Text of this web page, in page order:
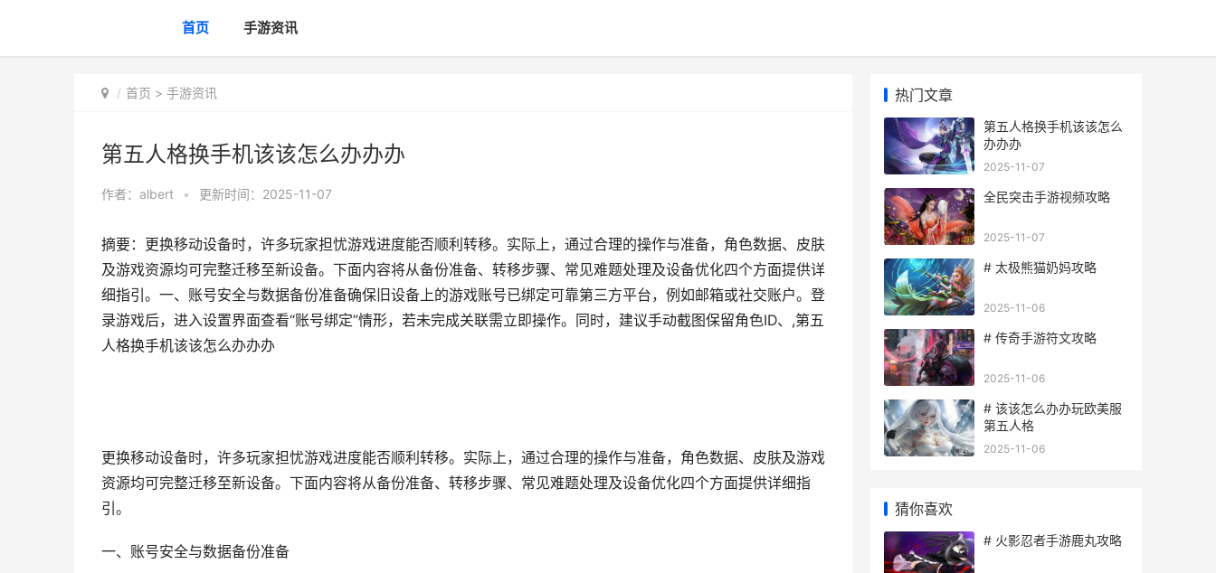
首页 手游资讯
首页 > 手游资讯
第五人格换手机该该怎么办办办
作者： albert • 更新时间：2025-11-07
摘要：更换移动设备时，许多玩家担忧游戏进度能否顺利转移。实际上，通过合理的操作与准备，角色数据、皮肤
及游戏资源均可完整迁移至新设备。下面内容将从备份准备、转移步骤、常见难题处理及设备优化四个方面提供详
细指引。一、账号安全与数据备份准备确保旧设备上的游戏账号已绑定可靠第三方平台，例如邮箱或社交账户。登
录游戏后，进入设置界面查看“账号绑定”情形，若未完成关联需立即操作。同时，建议手动截图保留角色ID、,第五
人格换手机该该怎么办办办
更换移动设备时，许多玩家担忧游戏进度能否顺利转移。实际上，通过合理的操作与准备，角色数据、皮肤及游戏
资源均可完整迁移至新设备。下面内容将从备份准备、转移步骤、常见难题处理及设备优化四个方面提供详细指
引。
一、账号安全与数据备份准备
热门文章
第五人格换手机该该怎么
办办办
2025-11-07
全民突击手游视频攻略
2025-11-07
# 太极熊猫奶妈攻略
2025-11-06
# 传奇手游符文攻略
2025-11-06
# 该该怎么办办玩欧美服
第五人格
2025-11-06
猜你喜欢
# 火影忍者手游鹿丸攻略